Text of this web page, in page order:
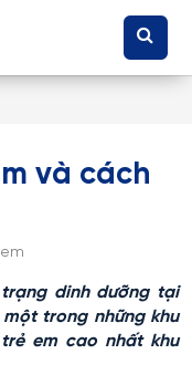
và cách
dinh dưỡng tại
trong những khu
em cao nhất khu